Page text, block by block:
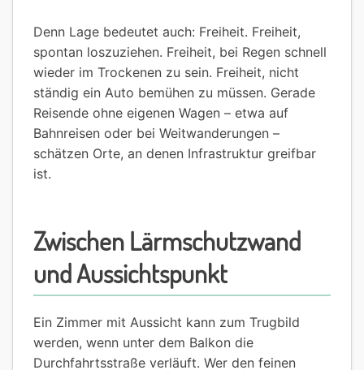
Denn Lage bedeutet auch: Freiheit. Freiheit,
spontan loszuziehen. Freiheit, bei Regen schnell
wieder im Trockenen zu sein. Freiheit, nicht
ständig ein Auto bemühen zu müssen. Gerade
Reisende ohne eigenen Wagen – etwa auf
Bahnreisen oder bei Weitwanderungen –
schätzen Orte, an denen Infrastruktur greifbar
ist.
Zwischen Lärmschutzwand
und Aussichtspunkt
Ein Zimmer mit Aussicht kann zum Trugbild
werden, wenn unter dem Balkon die
Durchfahrtsstraße verläuft. Wer den feinen